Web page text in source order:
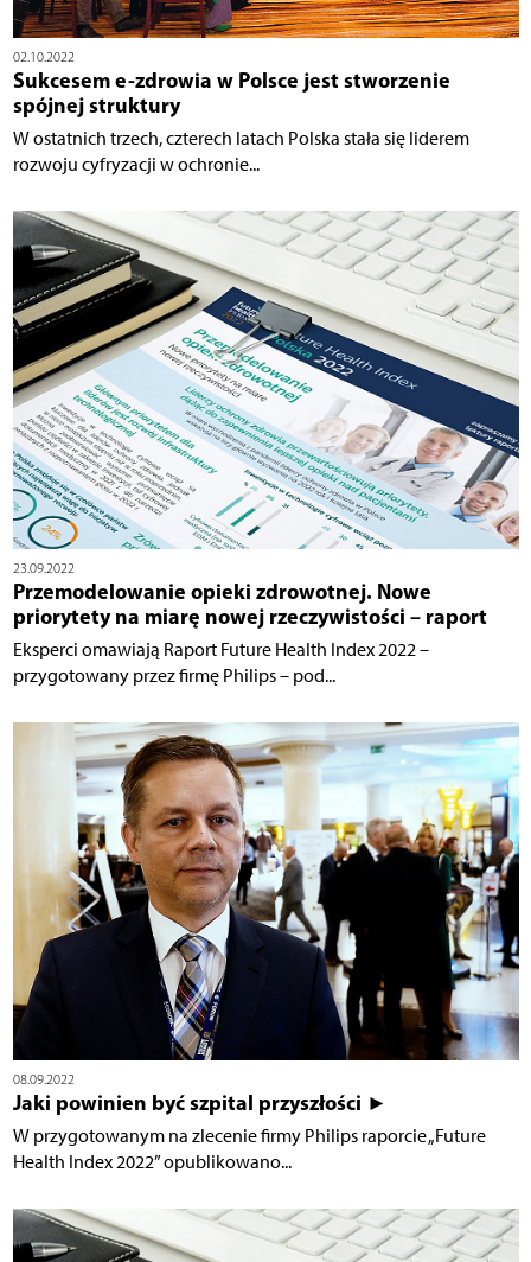
02.10.2022
Sukcesem e-zdrowia w Polsce jest stworzenie
spójnej struktury
W ostatnich trzech, czterech latach Polska stała się liderem
rozwoju cyfryzacji w ochronie...
23.09.2022
Przemodelowanie opieki zdrowotnej. Nowe
priorytety na miarę nowej rzeczywistości – raport
Eksperci omawiają Raport Future Health Index 2022 –
przygotowany przez firmę Philips – pod...
08.09.2022
Jaki powinien być szpital przyszłości ►
W przygotowanym na zlecenie firmy Philips raporcie „Future
Health Index 2022” opublikowano...